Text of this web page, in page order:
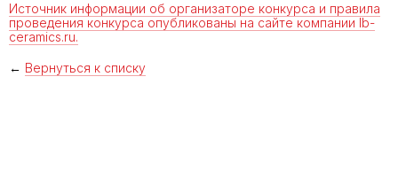
Источник информации об организаторе конкурса и правила
проведения конкурса опубликованы на сайте компании lb-
ceramics.ru.
← Вернуться к списку